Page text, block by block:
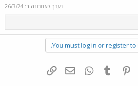
נערך לאחרונה ב: 26/3/24
You must log in or register to
Reddit
Pinterest
Tumblr
WhatsAppדואר אלקטרוני